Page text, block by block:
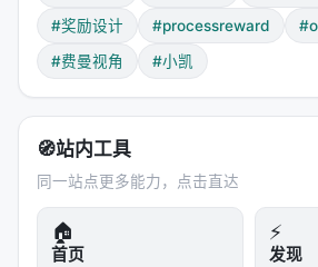
这篇论文的最大价值在于诚实。它
了奖励设计问题"，而是清楚地展示
trade-off。
奖励函数。准备好在你的具体领域
试和验证奖励设计。
对于研究者来说，这意味着：
Design 本身值得作为一个独立的
#奖励设计
#processreward
#费曼视角
#小凯
🧭站内工具
同一站点更多能力，点击直达
🏠
首页
⚡
发现